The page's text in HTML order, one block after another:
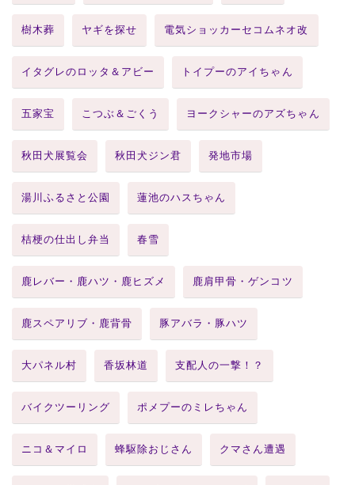
樹木葬 ヤギを探せ 電気ショッカーセコムネオ改
イタグレのロッタ＆アビー トイプーのアイちゃん
五家宝 こつぶ＆ごくう ヨークシャーのアズちゃん
秋田犬展覧会 秋田犬ジン君 発地市場
湯川ふるさと公園 蓮池のハスちゃん
桔梗の仕出し弁当 春雪
鹿レバー・鹿ハツ・鹿ヒズメ 鹿肩甲骨・ゲンコツ
鹿スペアリブ・鹿背骨 豚アバラ・豚ハツ
大パネル村 香坂林道 支配人の一撃！？
バイクツーリング ポメプーのミレちゃん
ニコ＆マイロ 蜂駆除おじさん クマさん遭遇